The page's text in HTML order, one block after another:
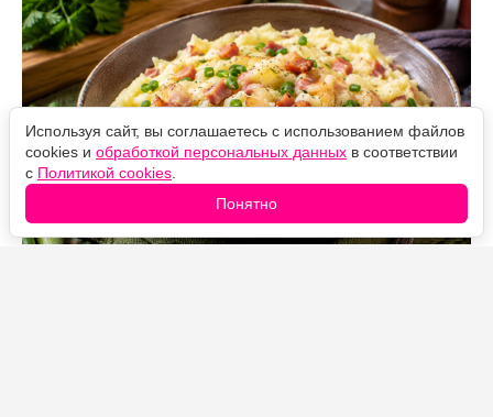
Используя сайт, вы соглашаетесь с использованием файлов
cookies и обработкой персональных данных в соответствии
с Политикой cookies
Понятно